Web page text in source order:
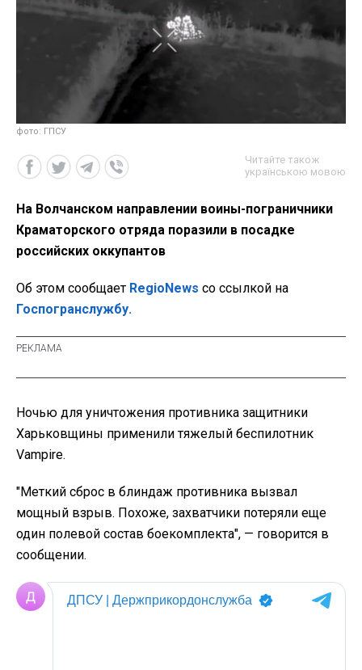
фото: ГПСУ
Читайте також
українською мовою
На Волчанском направлении воины-пограничники
Краматорского отряда поразили в посадке
российских оккупантов
Об этом сообщает RegioNews со ссылкой на
Госпогранслужбу.
Ночью для уничтожения противника защитники
Харьковщины применили тяжелый беспилотник
Vampire.
"Меткий сброс в блиндаж противника вызвал
мощный взрыв. Похоже, захватчики потеряли еще
один полевой состав боекомплекта", — говорится в
сообщении.